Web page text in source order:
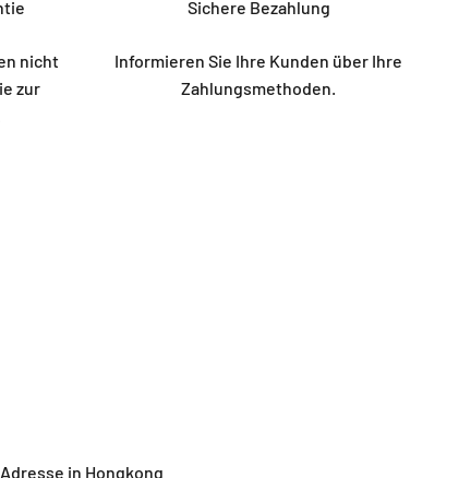
nicht
zur
Sichere Bezahlung
Informieren Sie Ihre Kunden über Ihre
Zahlungsmethoden.
Adresse in Hongkong